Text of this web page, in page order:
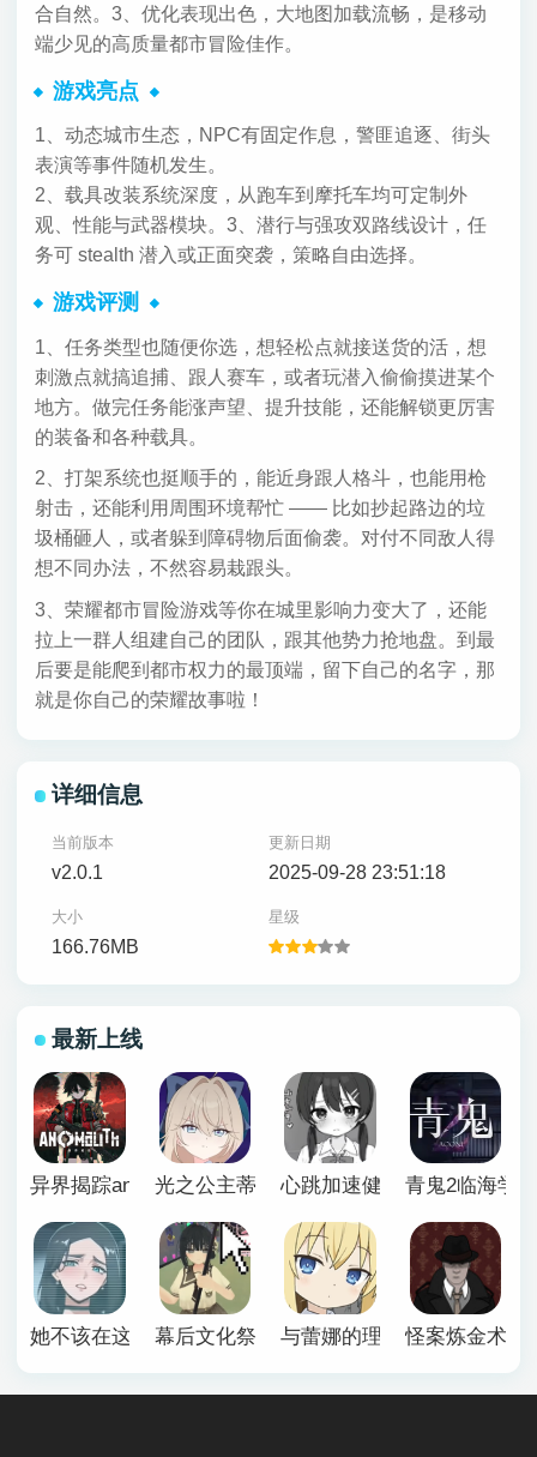
合自然。 3、优化表现出色，大地图加载流畅，是移动
端少见的高质量都市冒险佳作。
游戏亮点
1、动态城市生态，NPC有固定作息，警匪追逐、街头
表演等事件随机发生。
2、载具改装系统深度，从跑车到摩托车均可定制外
观、性能与武器模块。 3、潜行与强攻双路线设计，任
务可 stealth 潜入或正面突袭，策略自由选择。
游戏评测
1、任务类型也随便你选，想轻松点就接送货的活，想
刺激点就搞追捕、跟人赛车，或者玩潜入偷偷摸进某个
地方。做完任务能涨声望、提升技能，还能解锁更厉害
的装备和各种载具。
2、打架系统也挺顺手的，能近身跟人格斗，也能用枪
射击，还能利用周围环境帮忙 —— 比如抄起路边的垃
圾桶砸人，或者躲到障碍物后面偷袭。对付不同敌人得
想不同办法，不然容易栽跟头。
3、荣耀都市冒险游戏等你在城里影响力变大了，还能
拉上一群人组建自己的团队，跟其他势力抢地盘。到最
后要是能爬到都市权力的最顶端，留下自己的名字，那
就是你自己的荣耀故事啦！
详细信息
当前版本
v2.0.1
更新日期
2025-09-28 23:51:18
大小
166.76MB
星级
最新上线
异界揭踪anomalith光之公主蒂亚丽普莉兹姆游戏
心跳加速健康诊断安卓汉化
青鬼2临海学
她不该在这里官方版幕后文化祭游戏与蕾娜的理想生活安卓
怪案炼金术师